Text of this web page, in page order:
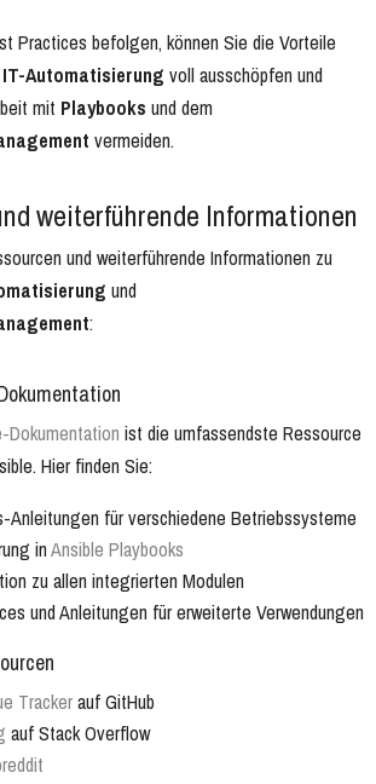
Practices befolgen, können Sie die Vorteile
IT-Automatisierung voll ausschöpfen und
mit Playbooks und dem
vermeiden.
weiterführende Informationen
und weiterführende Informationen zu
und
:
Dokumentation ist die umfassendste Ressource
Hier finden Sie:
Anleitungen für verschiedene Betriebssysteme
inAnsible Playbooks
zu allen integrierten Modulen
und Anleitungen für erweiterte Verwendungen
Trackerauf GitHub
auf Stack Overflow